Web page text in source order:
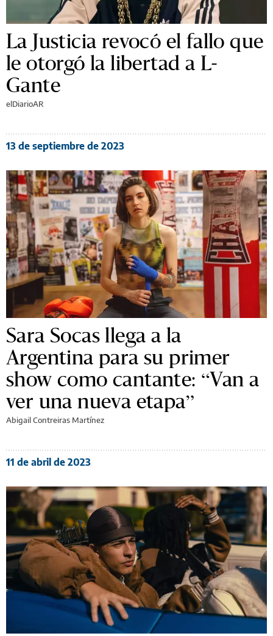
La Justicia revocó el fallo que
le otorgó la libertad a L-
Gante
elDiarioAR
13 de septiembre de 2023
Sara Socas llega a la
Argentina para su primer
show como cantante: “Van a
ver una nueva etapa”
Abigail Contreiras Martínez
11 de abril de 2023